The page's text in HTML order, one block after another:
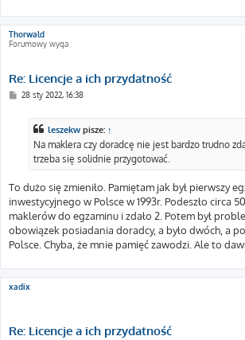
Thorwald
Forumowy wyga
Re: Licencje a ich przydatność
P28 sty 2022, 16:38
leszekw pisze: ↑
Na maklera czy doradcę nie jest bardzo trudno
trzeba się solidnie przygotować.
To dużo się zmieniło. Pamiętam jak był pierwszy
inwestycyjnego w Polsce w 1993r. Podeszło circa
maklerów do egzaminu i zdało 2. Potem był
obowiązek posiadania doradcy, a było dwóch, a
Polsce. Chyba, że mnie pamięć zawodzi. Ale to
xadix
Re: Licencje a ich przydatność